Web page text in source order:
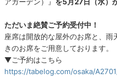
アガーデン）』 を5月27日（水）
ただいま絶賛ご予約受付中！
座席は開放的な屋外のお席と、
きのお席をご用意しております。
▼ご予約はこちら
https://tabelog.com/osaka/